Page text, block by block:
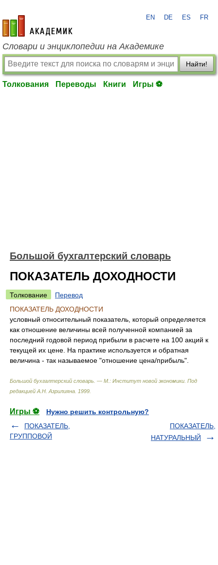
academic.ru
EN DE ES FR
Словари и энциклопедии на Академике
Найти!
Толкования Переводы Книги Игры ⚽
Большой бухгалтерский словарь
ПОКАЗАТЕЛЬ ДОХОДНОСТИ
Толкование
Перевод
ПОКАЗАТЕЛЬ ДОХОДНОСТИ
условный относительный показатель, который определяется
как отношение величины всей полученной компанией за
последний годовой период прибыли в расчете на 100 акций к
текущей их цене. На практике используется и обратная
величина - так называемое "отношение цена/прибыль".
Большой бухгалтерский словарь. — М.: Институт новой экономики Под
редакцией А.Н. Азрилияна 1999
Игры ⚽
Нужно решить контрольную?
ПОКАЗАТЕЛЬ,
ГРУППОВОЙ
ПОКАЗАТЕЛЬ,
НАТУРАЛЬНЫЙ